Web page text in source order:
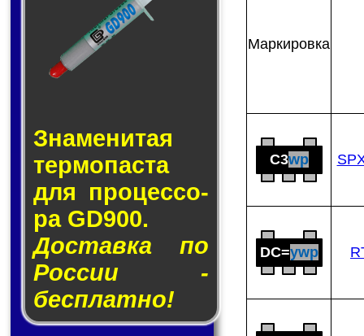
Знаменитая
тер­мо­пас­та
для про­цес­со­
ра GD900.
Доставка по
России -
бесплатно!
Мар­ки­ров­ка
C3wp
DC=ywp